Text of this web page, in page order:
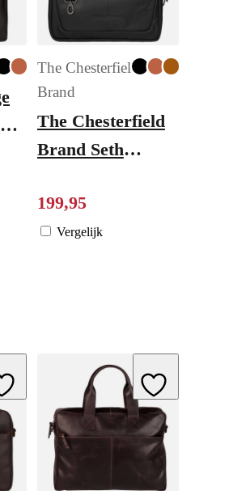
The Chesterfield
Brand
The Chesterfield
Brand Seth
black
199,95
Vergelijk
to Wishlist Add to Wishlist